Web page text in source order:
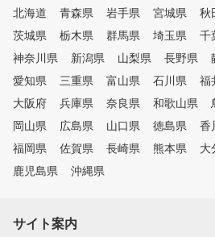
北海道
青森県 岩手県 宮城県 秋
茨城県
栃木県 群馬県 埼玉県 千
神奈川県
新潟県 山梨県 長野県
愛知県
三重県 富山県 石川県 福
大阪府
兵庫県 奈良県 和歌山県
岡山県
広島県 山口県 徳島県 香
福岡県
佐賀県 長崎県 熊本県 大
鹿児島県
沖縄県
サイト案内